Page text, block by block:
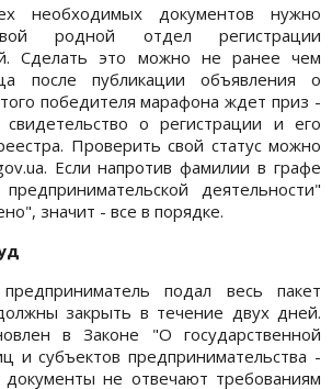
необходимых документов нужно
родной отдел регистрации
Сделать это можно не ранее чем
после публикации объявления о
победителя марафона ждет приз -
о регистрации и его
Проверить свой статус можно
Если напротив фамилии в графе
деятельности"
значит - все в порядке.
подал весь пакет
закрыть в течение двух дней.
в Законе "О государственной
и субъектов предпринимательства -
не отвечают требованиям